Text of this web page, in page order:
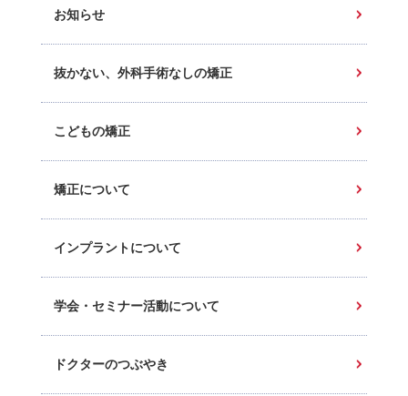
お知らせ
抜かない、外科手術なしの矯正
こどもの矯正
矯正について
インプラントについて
学会・セミナー活動について
ドクターのつぶやき